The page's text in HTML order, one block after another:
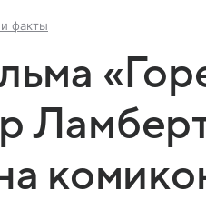
факты